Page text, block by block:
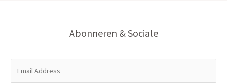
Abonneren & Sociale